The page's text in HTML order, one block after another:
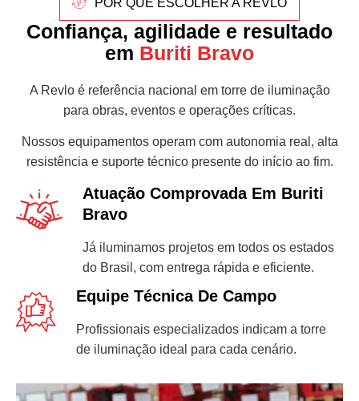
POR QUE ESCOLHER A REVLO
Confiança, agilidade e resultado
em Buriti Bravo
A Revlo é referência nacional em torre de iluminação
para obras, eventos e operações críticas.
Nossos equipamentos operam com autonomia real, alta
resistência e suporte técnico presente do início ao fim.
Atuação Comprovada Em Buriti
Bravo
Já iluminamos projetos em todos os estados
do Brasil, com entrega rápida e eficiente.
Equipe Técnica De Campo
Profissionais especializados indicam a torre
de iluminação ideal para cada cenário.